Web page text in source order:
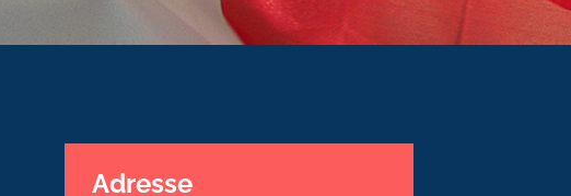
Adresse